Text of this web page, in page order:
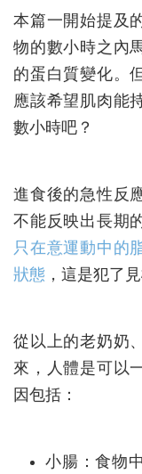
本篇一開始提及
物的數小時之內
的蛋白質變化。
應該希望肌肉能
數小時吧？
進食後的急性反
不能反映出長期
只在意運動中的
狀態 ，這是犯了
從以上的老奶奶
來，人體是可以
因包括：
小腸：食物